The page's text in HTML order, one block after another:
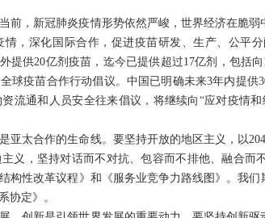
前，新冠肺炎疫情形势依然严峻，世界经济在脆
，深化国际合作，促进疫苗研发、生产、公平
提供20亿剂疫苗，迄今已提供超过17亿剂，包括
球疫苗合作行动倡议。中国已明确未来3年内提
流通和人员安全往来倡议，将继续向“应对疫情
亚太合作的生命线。要坚持开放的地区主义，以
义，坚持对话而不对抗、包容而不排他、融合而
构性改革议程》和《服务业竞争力路线图》。我
协定》。